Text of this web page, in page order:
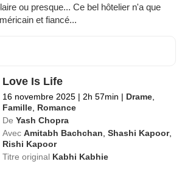
ou presque... Ce bel hôtelier n'a que
et fiancé...
Love Is Life
16 novembre 2025 | 2h 57min | Drame
Famille Romance
De Yash Chopra
Avec Amitabh Bachchan ,Shashi Kapoor,
Rishi Kapoor
Titre original Kabhi Kabhie